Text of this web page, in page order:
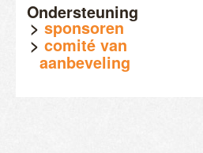
Ondersteuning
sponsoren
comité van
aanbeveling